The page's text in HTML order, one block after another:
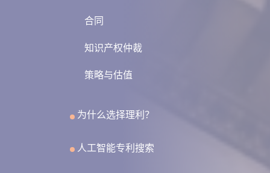
合同
知识产权仲裁
策略与估值
为什么选择理利？
人工智能专利搜索